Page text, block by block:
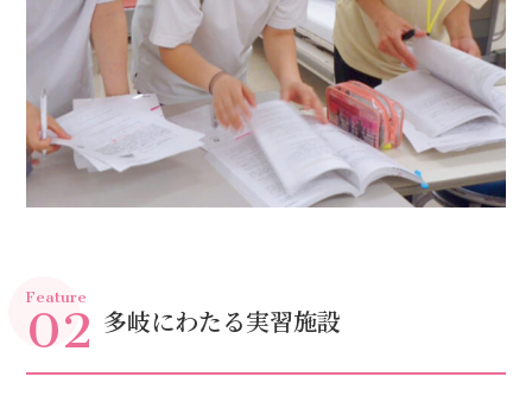
Feature
02 多岐にわたる実習施設